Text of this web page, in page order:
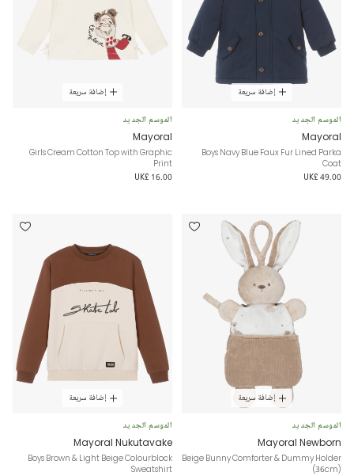
إضافة سريعة
الموسم الجديد
Mayoral
Boys Navy Blue Faux Fur Lined Parka
Coat
UK£ 49.00
إضافة سريعة
الموسم الجديد
Mayoral
Girls Cream Cotton Top with Graphic
Print
UK£ 16.00
إضافة سريعة
الموسم الجديد
Mayoral Newborn
Beige Bunny Comforter & Dummy Holder
(36cm)
إضافة سريعة
الموسم الجديد
Mayoral Nukutavake
Boys Brown & Light Beige Colourblock
Sweatshirt